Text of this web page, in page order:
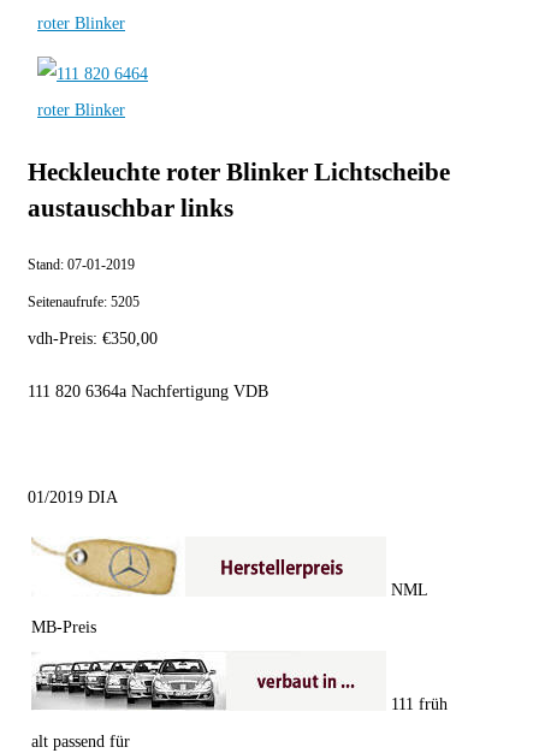
Heckleuchte roter Blinker Lichtscheibe
austauschbar links
Stand: 07-01-2019
Seitenaufrufe: 5205
vdh-Preis: €350,00
111 820 6364a Nachfertigung VDB
01/2019 DIA
MB-Preis
NML
alt passend für
111 früh